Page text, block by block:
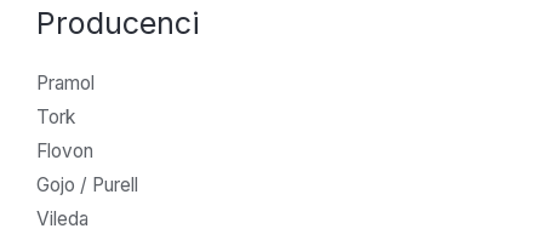
Producenci
Pramol
Tork
Flovon
Gojo / Purell
Vileda